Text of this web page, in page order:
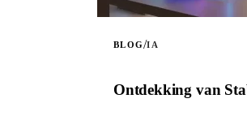
BLOG/IA
Ontdekking van